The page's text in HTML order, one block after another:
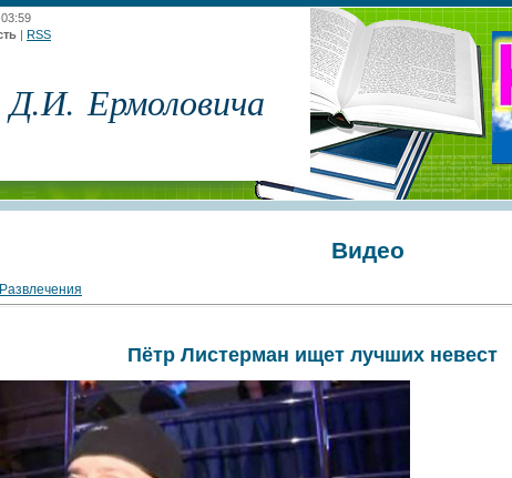
| RSS
Ермоловича
Видео
Развлечения
Пётр Листерман ищет лучших невест